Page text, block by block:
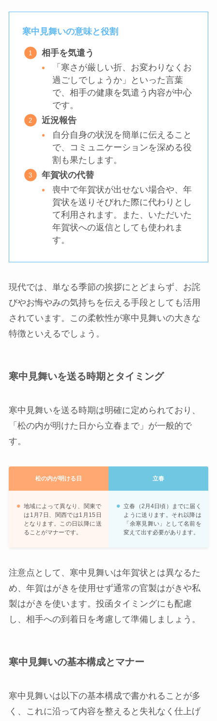
寒中見舞いの意味と役割
相手を気遣う
「寒さが厳しい折、お変わりなくお
過ごしでしょうか」といった言葉
で、相手の健康を気遣う内容が中心
です。
近況報告
自分自身の状況を簡単に伝えること
で、コミュニケーションを深める役
割も果たします。
年賀状の代替
喪中で年賀状が出せない場合や、年
賀状を送りそびれた際に代わりとし
て利用されます。また、いただいた
年賀状への返信としても使われま
す。
現代では、単なる季節の挨拶にとどまらず、お詫
びやお悔やみの気持ちを伝える手段としても活用
されています。この柔軟性が寒中見舞いの大きな
特徴といえるでしょう。
寒中見舞いを送る時期とタイミング
寒中見舞いを送る時期は明確に定められており、
「松の内が明けた日から立春まで」が一般的で
す。
松の内が明ける日 立春
地域によって異なり、関東で
は1月7日、関西では1月15日
となります。この日以降に送
ることがマナーです。
立春（2月4日頃）までに届く
ように送ります。それ以降は
「余寒見舞い」として名前を
変えて出す必要があります。
注意点として、寒中見舞いは年賀状とは異なるた
め、年賀はがきを使用せず通常の官製はがきや私
製はがきを使います。投函タイミングにも配慮
し、相手への到着日を考慮して準備しましょう。
寒中見舞いの基本構成とマナー
寒中見舞いは以下の基本構成で書かれることが多
く、これに沿って内容を整えると失礼なく仕上げ